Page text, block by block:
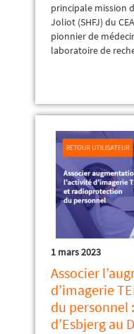
principale mission
Joliot (SHFJ) du
pionnier de
laboratoire de
1 mars 2023
Associer
d’imagerie
du personnel
d’Esbjerg au